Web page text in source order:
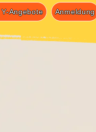
Angebote Anmeldung